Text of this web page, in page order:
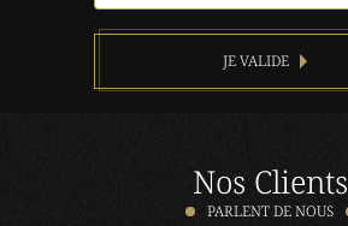
JE VALIDE
Nos Clients
PARLENT DE NOUS